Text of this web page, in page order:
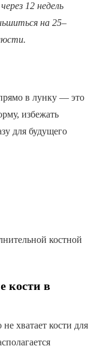
12 недель
на 25–
в лунку — это
избежать
для будущего
костной
кости в
хватает кости для